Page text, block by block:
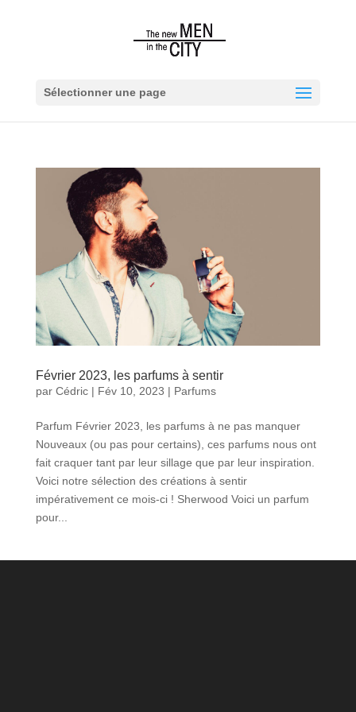
Sélectionner une page
Février 2023, les parfums à sentir
par Cédric| Fév 10, 2023 | Parfums
Parfum Février 2023, les parfums à ne pas manquer
Nouveaux (ou pas pour certains), ces parfums nous ont
fait craquer tant par leur sillage que par leur inspiration.
Voici notre sélection des créations à sentir
impérativement ce mois-ci ! Sherwood Voici un parfum
pour...